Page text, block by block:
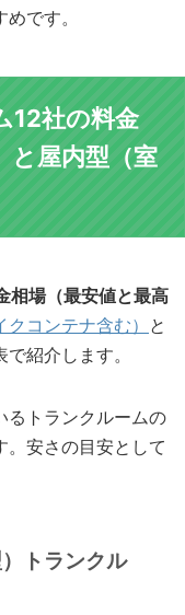
です。
12社の料金
と屋内型（室
相場（最安値と最高
コンテナ含む） と
紹介します。
るトランクルームの
。安さの目安として
トランクル